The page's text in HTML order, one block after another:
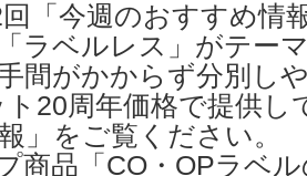
「今週のおすすめ情
ラベルレス」がテー
間がかからず分別し
ト20周年価格で提供
報」をご覧くださ
商品「CO・OPラベ